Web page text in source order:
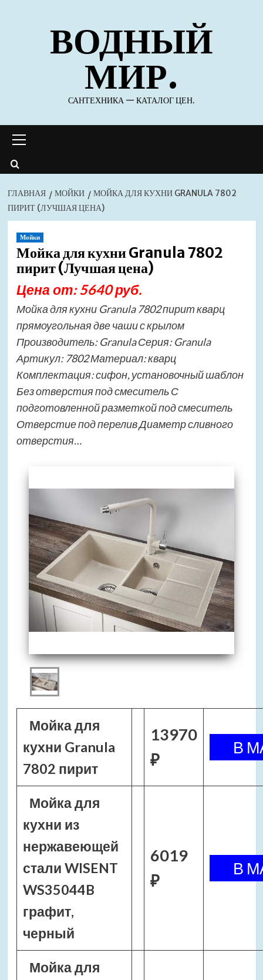
содержимомуВОДНЫЙ
МИР.
САНТЕХНИКА — КАТАЛОГ ЦЕН.
меню
ГЛАВНАЯ МОЙКИ
МОЙКА ДЛЯ КУХНИ GRANULA 7802
ПИРИТ (ЛУЧШАЯ ЦЕНА)
Мойки
Мойка для кухни Granula 7802
пирит (Лучшая цена)
Цена от: 5640 руб.
Мойка для кухни Granula 7802 пирит кварц
прямоугольная две чаши с крылом
Производитель: Granula Серия: Granula
Артикул: 7802 Материал: кварц
Комплектация: сифон, установочный шаблон
Без отверстия под смеситель С
подготовленной разметкой под смеситель
Отверстие под перелив Диаметр сливного
отверстия…
Мойка для
кухни Granula
7802 пирит
13970
₽
Мойка для
кухни из
нержавеющей
стали WISENT
WS35044B
графит,
черный
6019
₽
Мойка для